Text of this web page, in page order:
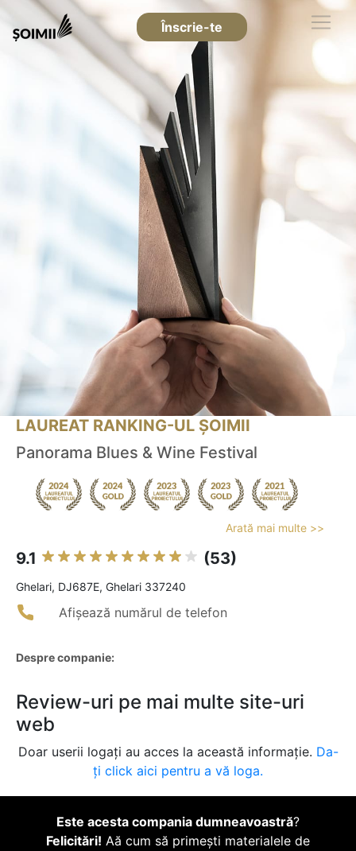
Înscrie-te
LAUREAT RANKING-UL ȘOIMII
Panorama Blues & Wine Festival
Arată mai multe >>
9.1 (53)
Ghelari, DJ687E, Ghelari 337240
Afișează numărul de telefon
Despre companie:
Review-uri pe mai multe site-uri
web
Doar userii logați au acces la această informație. Da-
ți click aici pentru a vă loga.
Este acesta compania dumneavoastră?
Felicitări! Aă cum să primești materialele de